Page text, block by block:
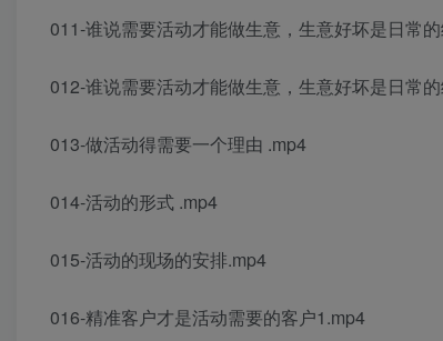
011-谁说需要活动才能做生意，生意好坏是日常
012-谁说需要活动才能做生意，生意好坏是日常
013-做活动得需要一个理由 .mp4
014-活动的形式 .mp4
015-活动的现场的安排.mp4
016-精准客户才是活动需要的客户1.mp4